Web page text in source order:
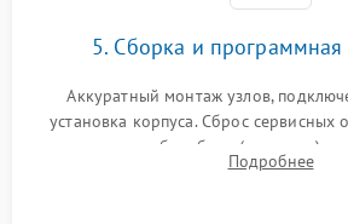
5. Сборка и программная
Аккуратный монтаж узлов,
установка корпуса. Сброс
счетчиков абсорбера (памперса)
обновление прошивки и программная
Подробнее